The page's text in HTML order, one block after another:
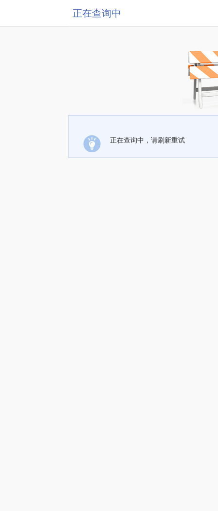
正在查询中
正在查询中，请刷新重试